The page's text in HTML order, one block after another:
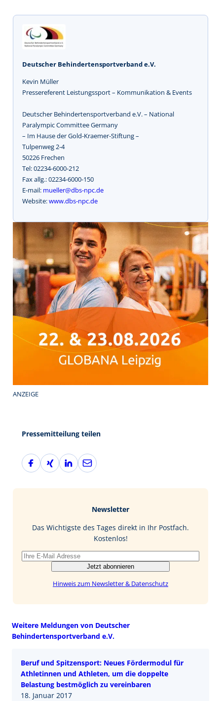
Deutscher Behindertensportverband e.V.
Kevin Müller
Pressereferent Leistungssport – Kommunikation & Events
Deutscher Behindertensportverband e.V. – National
Paralympic Committee Germany
– Im Hause der Gold-Kraemer-Stiftung –
Tulpenweg 2-4
50226 Frechen
Tel: 02234-6000-212
Fax allg.: 02234-6000-150
E-mail: mueller@dbs-npc.de
Website:www.dbs-npc.de
ANZEIGE
Pressemitteilung teilen
F
a
X
i
L
i
I
E
-
Newsletter
Das Wichtigste des Tages direkt in Ihr Postfach.
Kostenlos!
Jetzt abonnieren
Hinweis zum Newsletter & Datenschutz
Weitere Meldungen von Deutscher
Behindertensportverband e.V.
Beruf und Spitzensport: Neues Fördermodul für
Athletinnen und Athleten, um die doppelte
Belastung bestmöglich zu vereinbaren
18. Januar 2017